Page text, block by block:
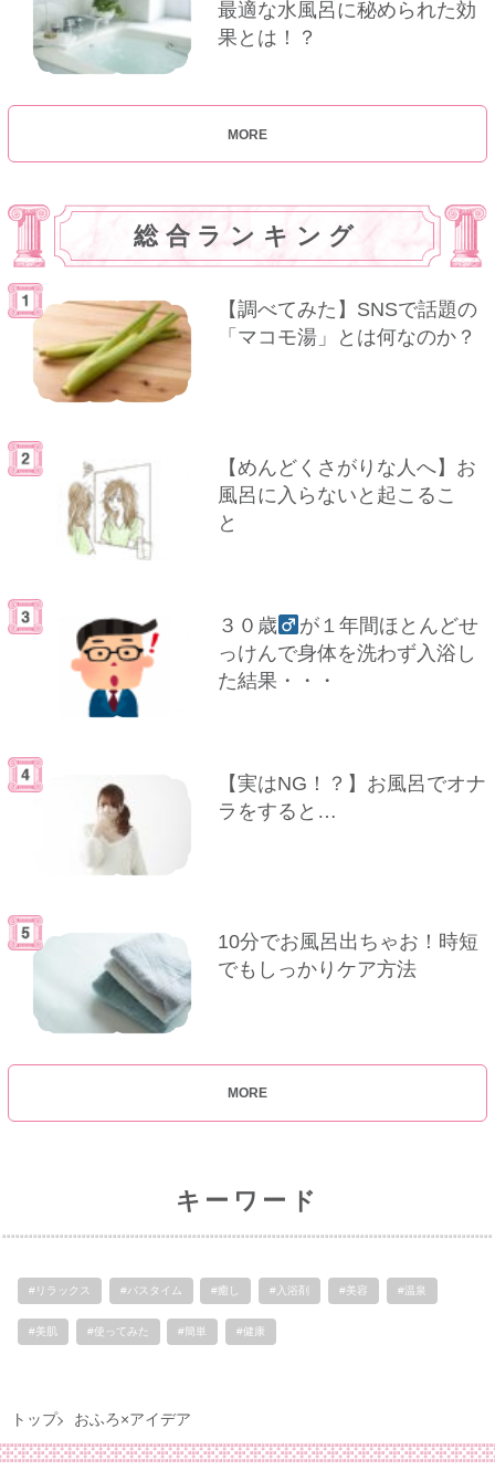
最適な水風呂に秘められた効
果とは！？
MORE
総合ランキング
【調べてみた】SNSで話題の
「マコモ湯」とは何なのか？
【めんどくさがりな人へ】お
風呂に入らないと起こるこ
と
３０歳
が１年間ほとんどせ
っけんで身体を洗わず入浴し
た結果・・・
【実はNG！？】お風呂でオナ
ラをすると…
10分でお風呂出ちゃお！時短
でもしっかりケア方法
MORE
キーワード
#リラックス #バスタイム #癒し #入浴剤 #美容 #温泉
#美肌 #使ってみた #簡単 #健康
トップ おふろ×アイデア